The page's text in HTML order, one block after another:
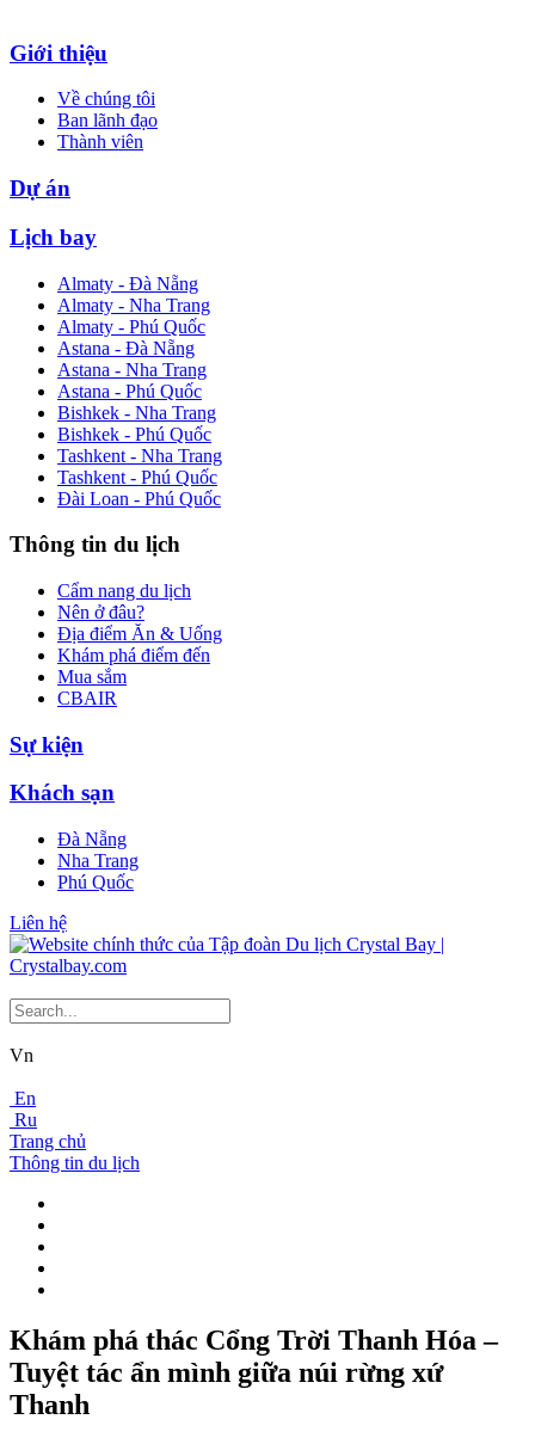
Giới thiệu
Về chúng tôi
Ban lãnh đạo
Thành viên
Dự án
Lịch bay
Almaty - Đà Nẵng
Almaty - Nha Trang
Almaty - Phú Quốc
Astana - Đà Nẵng
Astana - Nha Trang
Astana - Phú Quốc
Bishkek - Nha Trang
Bishkek - Phú Quốc
Tashkent - Nha Trang
Tashkent - Phú Quốc
Đài Loan - Phú Quốc
Thông tin du lịch
Cẩm nang du lịch
Nên ở đâu?
Địa điểm Ăn & Uống
Khám phá điểm đến
Mua sắm
CBAIR
Sự kiện
Khách sạn
Đà Nẵng
Nha Trang
Phú Quốc
Liên hệ
Vn
En
Ru
Trang chủ
Thông tin du lịch
Khám phá thác Cổng Trời Thanh Hóa –
Tuyệt tác ẩn mình giữa núi rừng xứ
Thanh